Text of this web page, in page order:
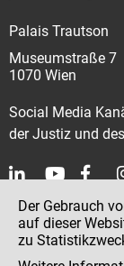
Palais Trautson
Museumstraße 7
1070 Wien
Social Media
der Justiz und
Kontakt
Impressum
Der Gebrauch
auf dieser
zu